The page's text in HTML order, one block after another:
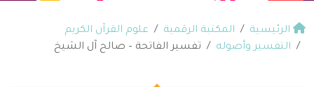
الرئيسية المكتبة الرقمية
علوم القرآن الكريم
التفسير وأصوله
تفسير الفاتحة – صالح آل الشيخ